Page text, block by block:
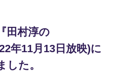
田村淳の
年11月13日放映)に
した。